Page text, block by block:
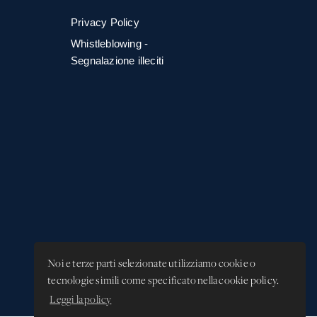
Noi e terze parti selezionate utilizziamo cookie o
tecnologie simili come specificato nella cookie policy.
Leggi la policy
Privacy Policy
Whistleblowing -
Segnalazione illeciti